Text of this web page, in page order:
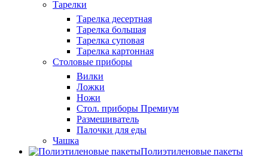
Тарелки
Тарелка десертная
Тарелка большая
Тарелка суповая
Тарелка картонная
Столовые приборы
Вилки
Ложки
Ножи
Стол. приборы Премиум
Размешиватель
Палочки для еды
Чашка
Полиэтиленовые пакеты